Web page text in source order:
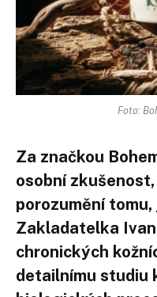
Foto:
Za značkou
osobní
porozumění
Zakladatelka
chronických
detailnímu studiu